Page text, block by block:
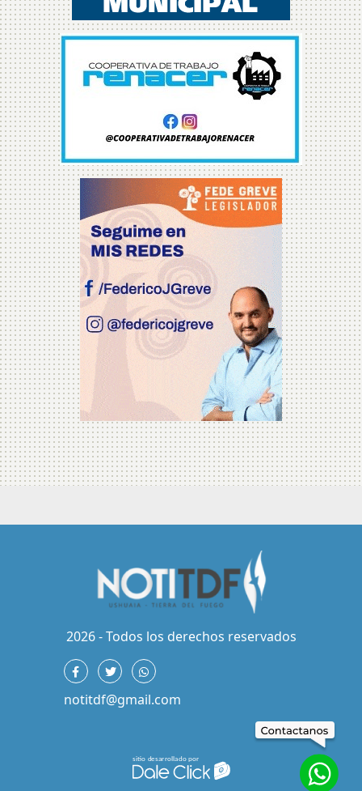
2026 - Todos los derechos reservados
notitdf@gmail.com